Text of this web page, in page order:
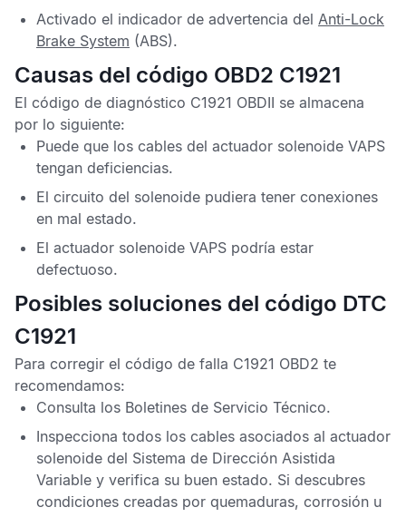
Activado el indicador de advertencia del Anti-Lock
Brake System (ABS).
Causas del código OBD2 C1921
El código de diagnóstico C1921 OBDII se almacena
por lo siguiente:
Puede que los cables del actuador solenoide VAPS
tengan deficiencias.
El circuito del solenoide pudiera tener conexiones
en mal estado.
El actuador solenoide VAPS podría estar
defectuoso.
Posibles soluciones del código DTC
C1921
Para corregir el código de falla C1921 OBD2 te
recomendamos:
Consulta los Boletines de Servicio Técnico.
Inspecciona todos los cables asociados al actuador
solenoide del Sistema de Dirección Asistida
Variable y verifica su buen estado. Si descubres
condiciones creadas por quemaduras, corrosión u